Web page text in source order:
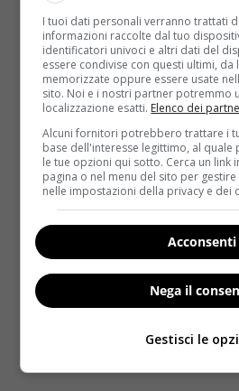
I tuoi dati personali verranno trattati
informazioni raccolte dal tuo
identificatori univoci e altri dati del
essere condivise con questi ultimi, da
memorizzate oppure essere usate
sito. Noi e i nostri partner potremmo
localizzazione esatti. Elenco dei
Alcuni fornitori potrebbero trattare i
base dell'interesse legittimo, al
le tue opzioni qui sotto. Cerca un link
pagina o nel menu del sito per
nelle impostazioni della privacy e dei
Acconsenti
Nega il
Gestisci le